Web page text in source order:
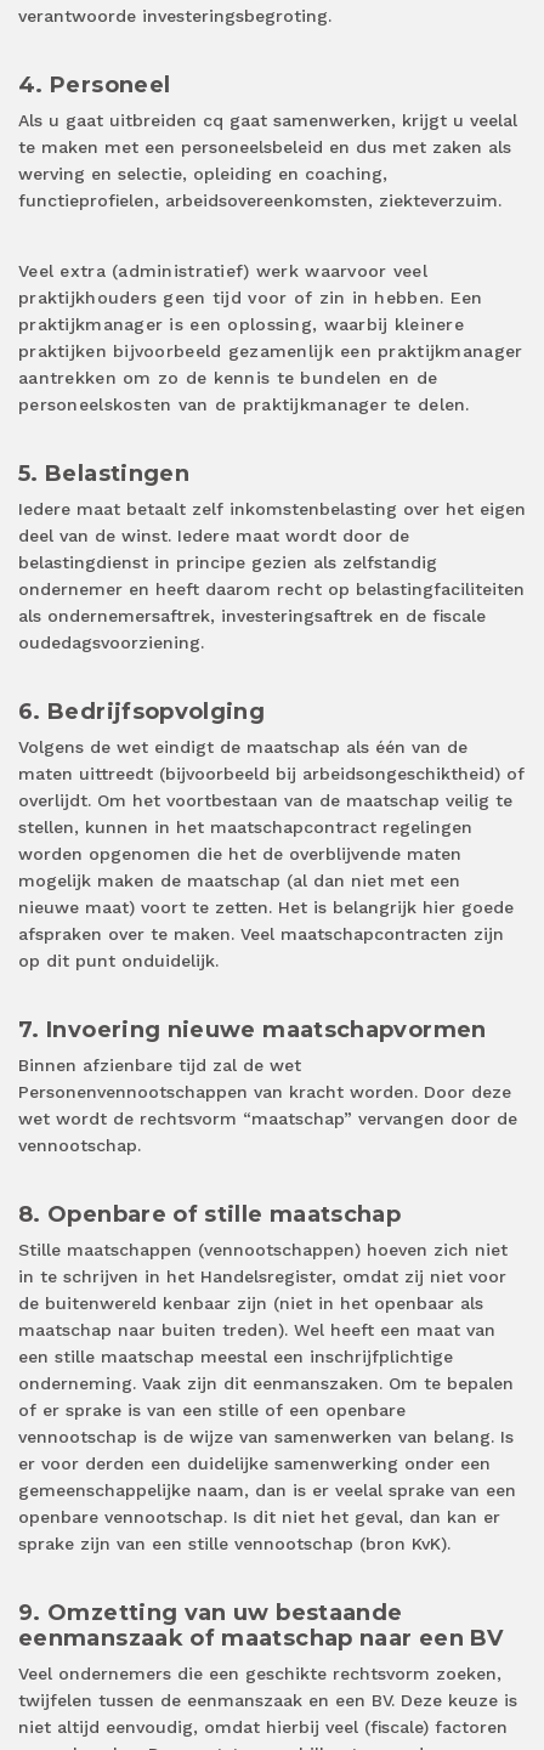
verantwoorde investeringsbegroting.
4. Personeel
Als u gaat uitbreiden cq gaat samenwerken, krijgt u veelal
te maken met een personeelsbeleid en dus met zaken als
werving en selectie, opleiding en coaching,
functieprofielen, arbeidsovereenkomsten, ziekteverzuim.
Veel extra (administratief) werk waarvoor veel
praktijkhouders geen tijd voor of zin in hebben. Een
praktijkmanager is een oplossing, waarbij kleinere
praktijken bijvoorbeeld gezamenlijk een praktijkmanager
aantrekken om zo de kennis te bundelen en de
personeelskosten van de praktijkmanager te delen.
5. Belastingen
Iedere maat betaalt zelf inkomstenbelasting over het eigen
deel van de winst. Iedere maat wordt door de
belastingdienst in principe gezien als zelfstandig
ondernemer en heeft daarom recht op belastingfaciliteiten
als ondernemersaftrek, investeringsaftrek en de fiscale
oudedagsvoorziening.
6. Bedrijfsopvolging
Volgens de wet eindigt de maatschap als één van de
maten uittreedt (bijvoorbeeld bij arbeidsongeschiktheid) of
overlijdt. Om het voortbestaan van de maatschap veilig te
stellen, kunnen in het maatschapcontract regelingen
worden opgenomen die het de overblijvende maten
mogelijk maken de maatschap (al dan niet met een
nieuwe maat) voort te zetten. Het is belangrijk hier goede
afspraken over te maken. Veel maatschapcontracten zijn
op dit punt onduidelijk.
7. Invoering nieuwe maatschapvormen
Binnen afzienbare tijd zal de wet
Personenvennootschappen van kracht worden. Door deze
wet wordt de rechtsvorm “maatschap” vervangen door de
vennootschap.
8. Openbare of stille maatschap
Stille maatschappen (vennootschappen) hoeven zich niet
in te schrijven in het Handelsregister, omdat zij niet voor
de buitenwereld kenbaar zijn (niet in het openbaar als
maatschap naar buiten treden). Wel heeft een maat van
een stille maatschap meestal een inschrijfplichtige
onderneming. Vaak zijn dit eenmanszaken. Om te bepalen
of er sprake is van een stille of een openbare
vennootschap is de wijze van samenwerken van belang. Is
er voor derden een duidelijke samenwerking onder een
gemeenschappelijke naam, dan is er veelal sprake van een
openbare vennootschap. Is dit niet het geval, dan kan er
sprake zijn van een stille vennootschap (bron KvK).
9. Omzetting van uw bestaande
eenmanszaak of maatschap naar een BV
Veel ondernemers die een geschikte rechtsvorm zoeken,
twijfelen tussen de eenmanszaak en een BV. Deze keuze is
niet altijd eenvoudig, omdat hierbij veel (fiscale) factoren